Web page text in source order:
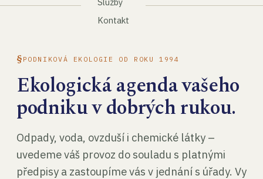
Kontakt
PODNIKOVÁ EKOLOGIE OD ROKU 1994
Ekologická agenda vašeho
podniku v dobrých rukou.
Odpady, voda, ovzduší i chemické látky –
uvedeme váš provoz do souladu s platnými
předpisy a zastoupíme vás v jednání s úřady. Vy